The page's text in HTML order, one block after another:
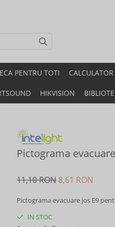
PENTRU TOTI
HIKVISION
Pictograma
11,10 RON 8,61 RON
Pictograma evacuare jos E9
IN STOC